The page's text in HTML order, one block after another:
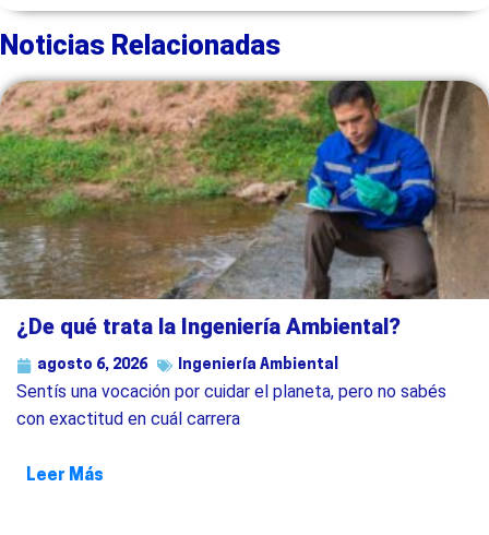
Noticias Relacionadas
¿De qué trata la Ingeniería Ambiental?
agosto 6, 2026 Ingeniería Ambiental
Sentís una vocación por cuidar el planeta, pero no sabés
con exactitud en cuál carrera
Leer Más